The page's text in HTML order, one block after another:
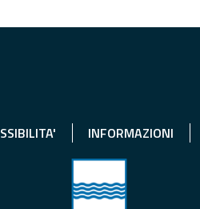
INFORMAZIONI